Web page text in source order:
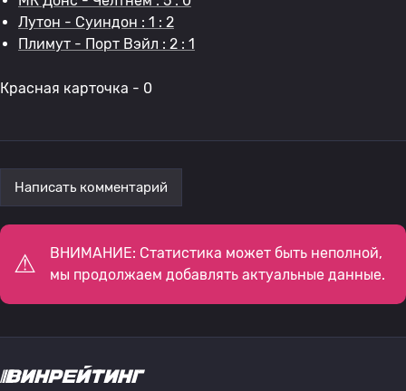
Лутон - Суиндон : 1 : 2
Плимут - Порт Вэйл : 2 : 1
Красная карточка - 0
Написать комментарий
ВНИМАНИЕ: Статистика может быть неполной,
мы продолжаем добавлять актуальные данные.